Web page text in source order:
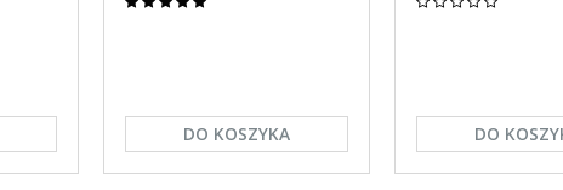
DO KOSZYKA DO